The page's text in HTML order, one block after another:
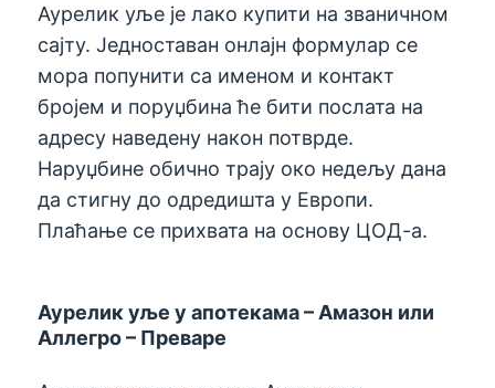
Аурелик уље је лако купити на званичном
сајту. Једноставан онлајн формулар се
мора попунити са именом и контакт
бројем и поруџбина ће бити послата на
адресу наведену након потврде.
Наруџбине обично трају око недељу дана
да стигну до одредишта у Европи.
Плаћање се прихвата на основу ЦОД-а.
Аурелик уље у апотекама – Амазон или
Аллегро – Преваре